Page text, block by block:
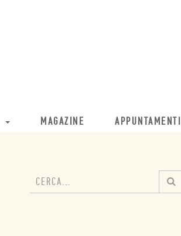
MAGAZINE APPUNTAMENTI